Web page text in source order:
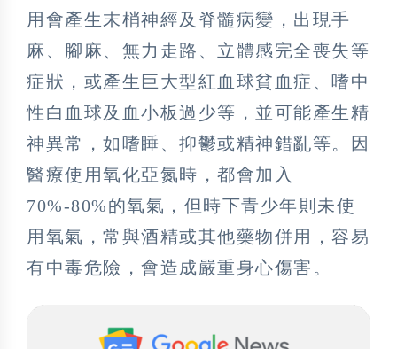
用會產生末梢神經及脊髓病變，出現手
麻、腳麻、無力走路、立體感完全喪失等
症狀，或產生巨大型紅血球貧血症、嗜中
性白血球及血小板過少等，並可能產生精
神異常，如嗜睡、抑鬱或精神錯亂等。因
醫療使用氧化亞氮時，都會加入
70%-80%的氧氣，但時下青少年則未使
用氧氣，常與酒精或其他藥物併用，容易
有中毒危險，會造成嚴重身心傷害。